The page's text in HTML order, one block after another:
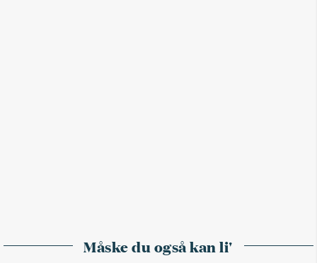
Måske du også kan li'